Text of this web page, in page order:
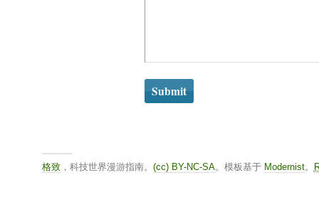
格致，科技世界漫游指南。 (cc) BY-NC-SA。模板基于 Modernist。